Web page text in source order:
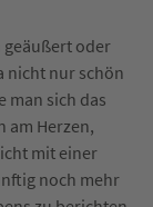
geäußert oder
nicht nur schön
man sich das
am Herzen,
mit einer
noch mehr